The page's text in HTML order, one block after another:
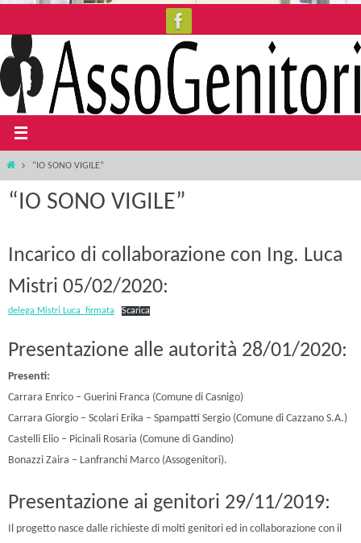
al
contenuto
Home“IO SONO VIGILE”
“IO SONO VIGILE”
Incarico di collaborazione con Ing. Luca
Mistri 05/02/2020:
delega Mistri Luca_firmata Scarica
Presentazione alle autorità 28/01/2020:
Presenti:
Carrara Enrico – Guerini Franca (Comune di Casnigo)
Carrara Giorgio – Scolari Erika – Spampatti Sergio (Comune di Cazzano S.A.)
Castelli Elio – Picinali Rosaria (Comune di Gandino)
Bonazzi Zaira – Lanfranchi Marco (Assogenitori).
Presentazione ai genitori 29/11/2019:
Il progetto nasce dalle richieste di molti genitori ed in collaborazione con il